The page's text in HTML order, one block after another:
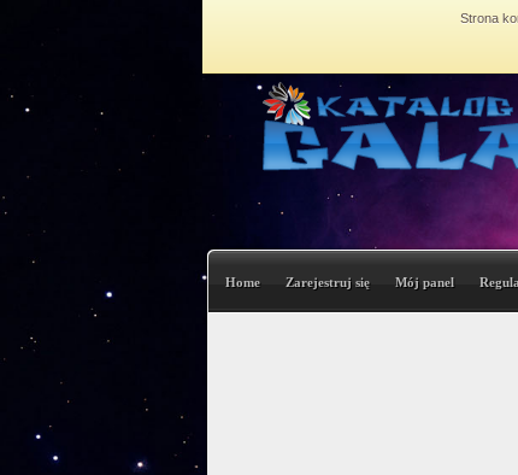
Strona
Home Zarejestruj się Mój panel